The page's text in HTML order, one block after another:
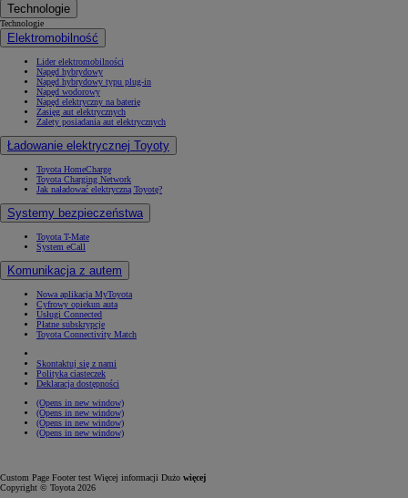
Technologie
Technologie
Elektromobilność
Lider elektromobilności
Napęd hybrydowy
Napęd hybrydowy typu plug-in
Napęd wodorowy
Napęd elektryczny na baterię
Zasięg aut elektrycznych
Zalety posiadania aut elektrycznych
Ładowanie elektrycznej Toyoty
Toyota HomeCharge
Toyota Charging Network
Jak naładować elektryczną Toyotę?
Systemy bezpieczeństwa
Toyota T-Mate
System eCall
Komunikacja z autem
Nowa aplikacja MyToyota
Cyfrowy opiekun auta
Usługi Connected
Płatne subskrypcje
Toyota Connectivity Match
Skontaktuj się z nami
Polityka ciasteczek
Deklaracja dostępności
(Opens in new window)
(Opens in new window)
(Opens in new window)
(Opens in new window)
Custom Page Footer test Więcej informacji Dużo więcej
Copyright © Toyota 2026